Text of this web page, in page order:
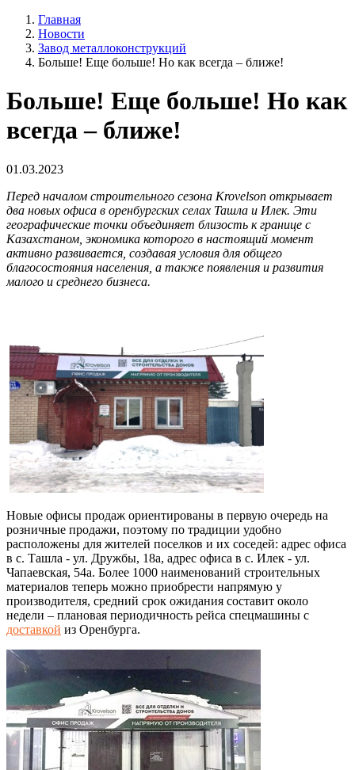
Главная
Новости
Завод металлоконструкций
Больше! Еще больше! Но как всегда – ближе!
Больше! Еще больше! Но как
всегда – ближе!
01.03.2023
Перед началом строительного сезона Krovelson открывает
два новых офиса в оренбургских селах Ташла и Илек. Эти
географические точки объединяет близость к границе с
Казахстаном, экономика которого в настоящий момент
активно развивается, создавая условия для общего
благосостояния населения, а также появления и развития
малого и среднего бизнеса.
Новые офисы продаж ориентированы в первую очередь на
розничные продажи, поэтому по традиции удобно
расположены для жителей поселков и их соседей: адрес офиса
в с. Ташла - ул. Дружбы, 18а, адрес офиса в с. Илек - ул.
Чапаевская, 54а. Более 1000 наименований строительных
материалов теперь можно приобрести напрямую у
производителя, средний срок ожидания составит около
недели – плановая периодичность рейса спецмашины с
доставкой из Оренбурга.